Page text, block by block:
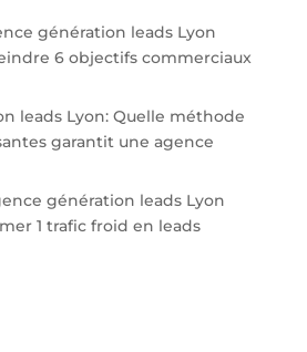
génération leads Lyon
6 objectifs commerciaux
leads Lyon: Quelle méthode
garantit une agence
génération leads Lyon
1 trafic froid en leads